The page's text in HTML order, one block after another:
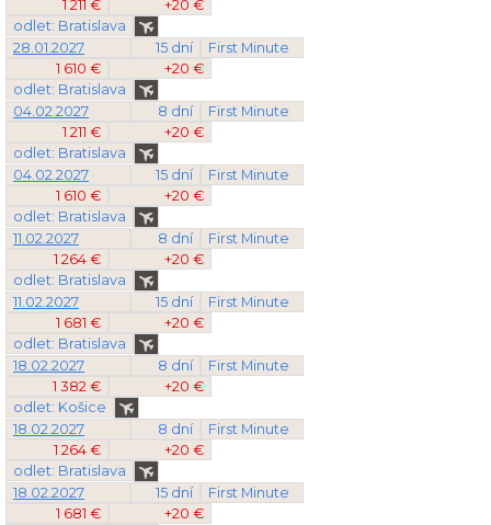
1 211 €
+20 €
odlet: Bratislava
28.01.2027
15 dní
First Minute
1 610 €
+20 €
odlet: Bratislava
04.02.2027
8 dní
First Minute
1 211 €
+20 €
odlet: Bratislava
04.02.2027
15 dní
First Minute
1 610 €
+20 €
odlet: Bratislava
11.02.2027
8 dní
First Minute
1 264 €
+20 €
odlet: Bratislava
11.02.2027
15 dní
First Minute
1 681 €
+20 €
odlet: Bratislava
18.02.2027
8 dní
First Minute
1 382 €
+20 €
odlet: Košice
18.02.2027
8 dní
First Minute
1 264 €
+20 €
odlet: Bratislava
18.02.2027
15 dní
First Minute
1 681 €
+20 €